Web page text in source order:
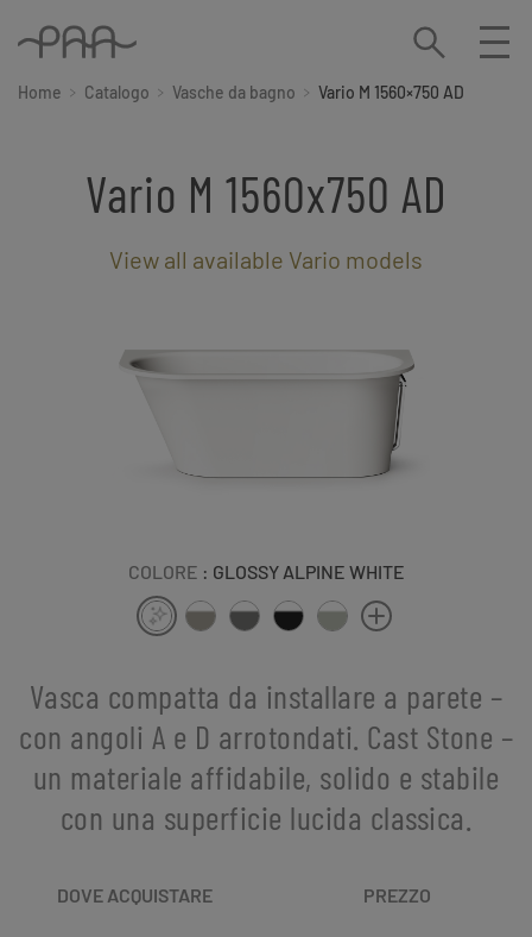
Home Catalogo Vasche da bagno Vario M 1560×750 AD
Vario M 1560x750 AD
View all available Vario models
COLORE : GLOSSY ALPINE WHITE
Vasca compatta da installare a parete –
con angoli A e D arrotondati. Cast Stone –
un materiale affidabile, solido e stabile
con una superficie lucida classica.
DOVE ACQUISTARE PREZZO